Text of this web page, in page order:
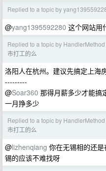
Replied to a topic by
@yang1395592280 这个网站用
Replied to a topic by HandlerMethod
市打工的么
洛阳人在杭州。建议先搞定上海
---------
@Soar360 那得月薪多少才能搞
一月挣多少
Replied to a topic by HandlerMethod
市打工的么
@lizhenqiang 你在无锡相的还
锡的应该不难找呀